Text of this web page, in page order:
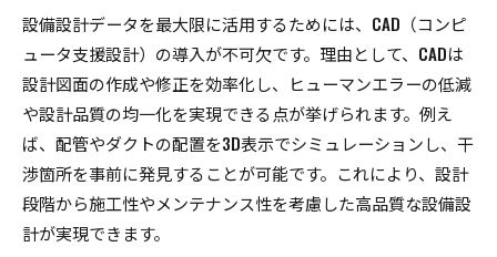
設備設計データを最大限に活用するためには、CAD（コンピ
ュータ支援設計）の導入が不可欠です。理由として、CADは
設計図面の作成や修正を効率化し、ヒューマンエラーの低減
や設計品質の均一化を実現できる点が挙げられます。例え
ば、配管やダクトの配置を3D表示でシミュレーションし、干
渉箇所を事前に発見することが可能です。これにより、設計
段階から施工性やメンテナンス性を考慮した高品質な設備設
計が実現できます。